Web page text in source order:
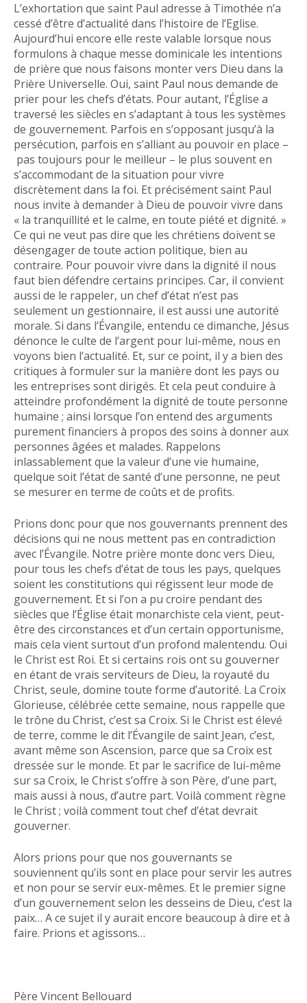
L’exhortation que saint Paul adresse à Timothée n’a
cessé d’être d’actualité dans l’histoire de l’Eglise.
Aujourd’hui encore elle reste valable lorsque nous
formulons à chaque messe dominicale les intentions
de prière que nous faisons monter vers Dieu dans la
Prière Universelle. Oui, saint Paul nous demande de
prier pour les chefs d’états. Pour autant, l’Église a
traversé les siècles en s’adaptant à tous les systèmes
de gouvernement. Parfois en s’opposant jusqu’à la
persécution, parfois en s’alliant au pouvoir en place –
pas toujours pour le meilleur – le plus souvent en
s’accommodant de la situation pour vivre
discrètement dans la foi. Et précisément saint Paul
nous invite à demander à Dieu de pouvoir vivre dans
« la tranquillité et le calme, en toute piété et dignité. »
Ce qui ne veut pas dire que les chrétiens doivent se
désengager de toute action politique, bien au
contraire. Pour pouvoir vivre dans la dignité il nous
faut bien défendre certains principes. Car, il convient
aussi de le rappeler, un chef d’état n’est pas
seulement un gestionnaire, il est aussi une autorité
morale. Si dans l’Évangile, entendu ce dimanche, Jésus
dénonce le culte de l’argent pour lui-même, nous en
voyons bien l’actualité. Et, sur ce point, il y a bien des
critiques à formuler sur la manière dont les pays ou
les entreprises sont dirigés. Et cela peut conduire à
atteindre profondément la dignité de toute personne
humaine ; ainsi lorsque l’on entend des arguments
purement financiers à propos des soins à donner aux
personnes âgées et malades. Rappelons
inlassablement que la valeur d’une vie humaine,
quelque soit l’état de santé d’une personne, ne peut
se mesurer en terme de coûts et de profits.
Prions donc pour que nos gouvernants prennent des
décisions qui ne nous mettent pas en contradiction
avec l’Évangile. Notre prière monte donc vers Dieu,
pour tous les chefs d’état de tous les pays, quelques
soient les constitutions qui régissent leur mode de
gouvernement. Et si l’on a pu croire pendant des
siècles que l’Église était monarchiste cela vient, peut-
être des circonstances et d’un certain opportunisme,
mais cela vient surtout d’un profond malentendu. Oui
le Christ est Roi. Et si certains rois ont su gouverner
en étant de vrais serviteurs de Dieu, la royauté du
Christ, seule, domine toute forme d’autorité. La Croix
Glorieuse, célébrée cette semaine, nous rappelle que
le trône du Christ, c’est sa Croix. Si le Christ est élevé
de terre, comme le dit l’Évangile de saint Jean, c’est,
avant même son Ascension, parce que sa Croix est
dressée sur le monde. Et par le sacrifice de lui-même
sur sa Croix, le Christ s’offre à son Père, d’une part,
mais aussi à nous, d’autre part. Voilà comment règne
le Christ ; voilà comment tout chef d’état devrait
gouverner.
Alors prions pour que nos gouvernants se
souviennent qu’ils sont en place pour servir les autres
et non pour se servir eux-mêmes. Et le premier signe
d’un gouvernement selon les desseins de Dieu, c’est la
paix… A ce sujet il y aurait encore beaucoup à dire et à
faire. Prions et agissons…
Père Vincent Bellouard